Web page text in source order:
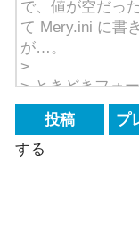
する